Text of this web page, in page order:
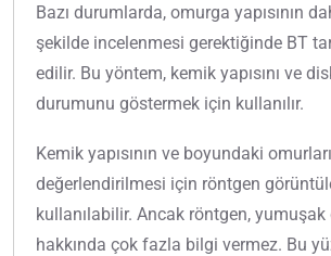
Bazı durumlarda, omurga yapısının
şekilde incelenmesi gerektiğinde BT
edilir. Bu yöntem, kemik yapısını ve
durumunu göstermek için kullanılır.
Kemik yapısının ve boyundaki
değerlendirilmesi için röntgen
kullanılabilir. Ancak röntgen,
hakkında çok fazla bilgi vermez. Bu